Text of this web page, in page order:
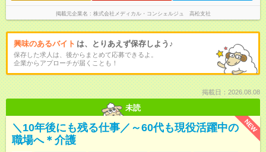
掲載元企業名 株式会社メディカル・コンシェルジュ 高松支社
興味のあるバイト は、とりあえず保存しよう♪
保存した求人は、後からまとめて応募できるよ。
企業からアプローチが届くことも！
掲載日：2026.08.08
未読
NEW
＼10年後にも残る仕事／～60代も現役活躍中の
職場へ＊介護